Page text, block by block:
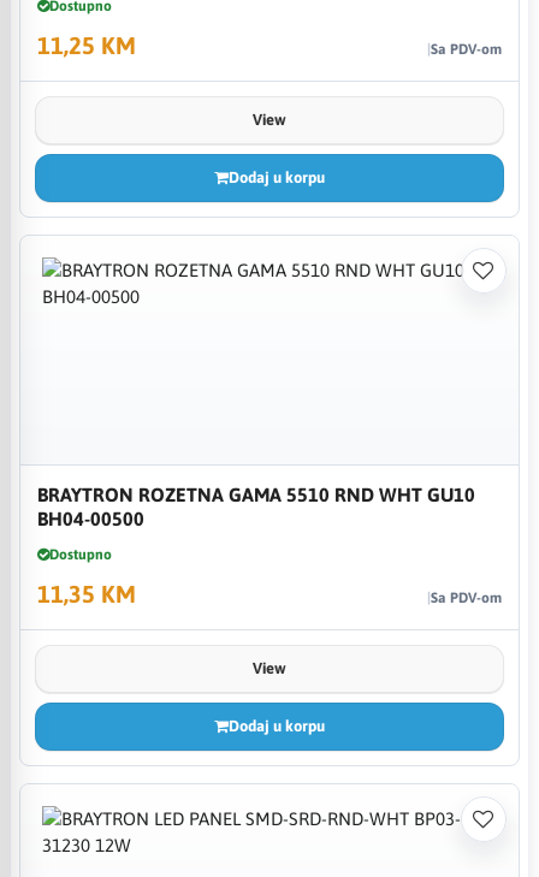
Dostupno
11,25 KM Sa PDV-om
View
Dodaj u korpu
BRAYTRON ROZETNA GAMA 5510 RND WHT GU10
BH04-00500
Dostupno
11,35 KM Sa PDV-om
View
Dodaj u korpu